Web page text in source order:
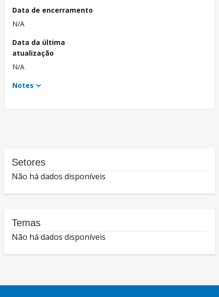
Data de encerramento
N/A
Data da última
atualização
N/A
Notes
Setores
Não há dados disponíveis
Temas
Não há dados disponíveis